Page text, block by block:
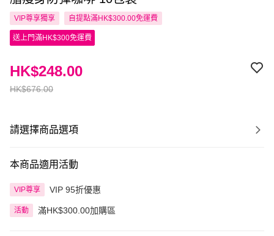
VIP尊享獨享 自提點滿HK$300.00免運費
送上門滿HK$300免運費
HK$676.00
HK$248.00
請選擇商品選項
本商品適用活動
VIP尊享 VIP 95折優惠
活動 滿HK$300.00加購區